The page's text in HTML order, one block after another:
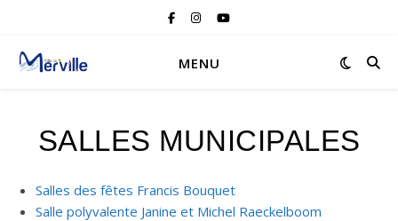
MENU
SALLES MUNICIPALES
Salles des fêtes Francis Bouquet
Salle polyvalente Janine et Michel Raeckelboom